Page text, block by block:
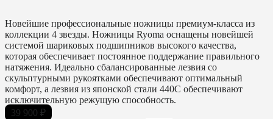
Новейшие профессиональные ножницы премиум-класса из
коллекции 4 звезды. Ножницы Ryoma оснащены новейшей
системой шариковых подшипников высокого качества,
которая обеспечивает постоянное поддержание правильного
натяжения. Идеально сбалансированные лезвия со
скульптурными рукоятками обеспечивают оптимальный
комфорт, а лезвия из японской стали 440С обеспечивают
исключительную режущую способность.
39 900 ₽